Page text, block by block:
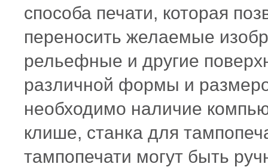
способа печати, которая
переносить желаемые
рельефные и другие
различной формы и
необходимо наличие
клише, станка для
тампопечати могут быть